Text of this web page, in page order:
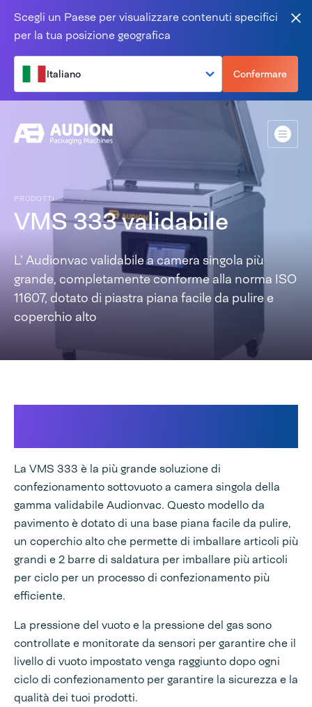
Scegli un Paese per visualizzare contenuti specifici
per la tua posizione geografica
Italiano Confermare
Menù
PRODOTTI
VMS 333 validabile
L’ Audionvac validabile a camera singola più
grande, completamente conforme alla norma ISO
11607, dotato di piastra piana facile da pulire e
coperchio alto
La VMS 333 è la più grande soluzione di
confezionamento sottovuoto a camera singola della
gamma validabile Audionvac. Questo modello da
pavimento è dotato di una base piana facile da pulire,
un coperchio alto che permette di imballare articoli più
grandi e 2 barre di saldatura per imballare più articoli
per ciclo per un processo di confezionamento più
efficiente.
La pressione del vuoto e la pressione del gas sono
controllate e monitorate da sensori per garantire che il
livello di vuoto impostato venga raggiunto dopo ogni
ciclo di confezionamento per garantire la sicurezza e la
qualità dei tuoi prodotti.